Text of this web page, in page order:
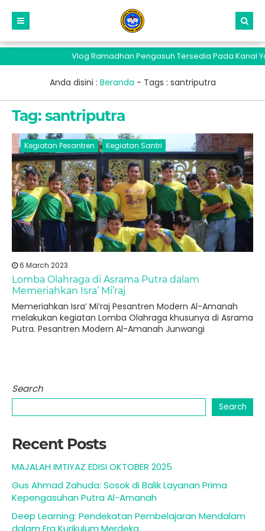
Vlog Ramadhan Pengasuh Tersedia Pada Kanal
Anda disini : Beranda - Tags : santriputra
Tag: santriputra
Kegiatan Pesantren Kegiatan Santri
6 March 2023
Lomba Olahraga di Asrama Putra dalam
Memeriahkan Isra’ Mi’raj
Memeriahkan Isra’ Mi’raj Pesantren Modern Al-Amanah
melakukan kegiatan Lomba Olahraga khusunya di Asrama
Putra. Pesantren Modern Al-Amanah Junwangi
Search
Search
Recent Posts
MAJALAH IMTIYAZ EDISI OKTOBER 2025
Gus Ahmad Zahuda: Sosok di Balik Layanan Prima
Kepengasuhan Putra Al-Amanah
Deep Learning: Pendekatan Pembelajaran Mendalam
dalam Era Kurikulum Merdeka